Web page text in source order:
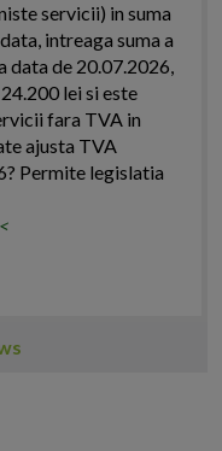
servicii) in suma
intreaga suma a
data de 20.07.2026,
lei si este
fara TVA in
ajusta TVA
Permite legislatia